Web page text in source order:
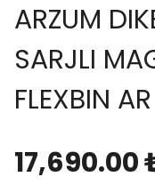
ARZUM
SARJLI
FLEXBIN
17,690.00